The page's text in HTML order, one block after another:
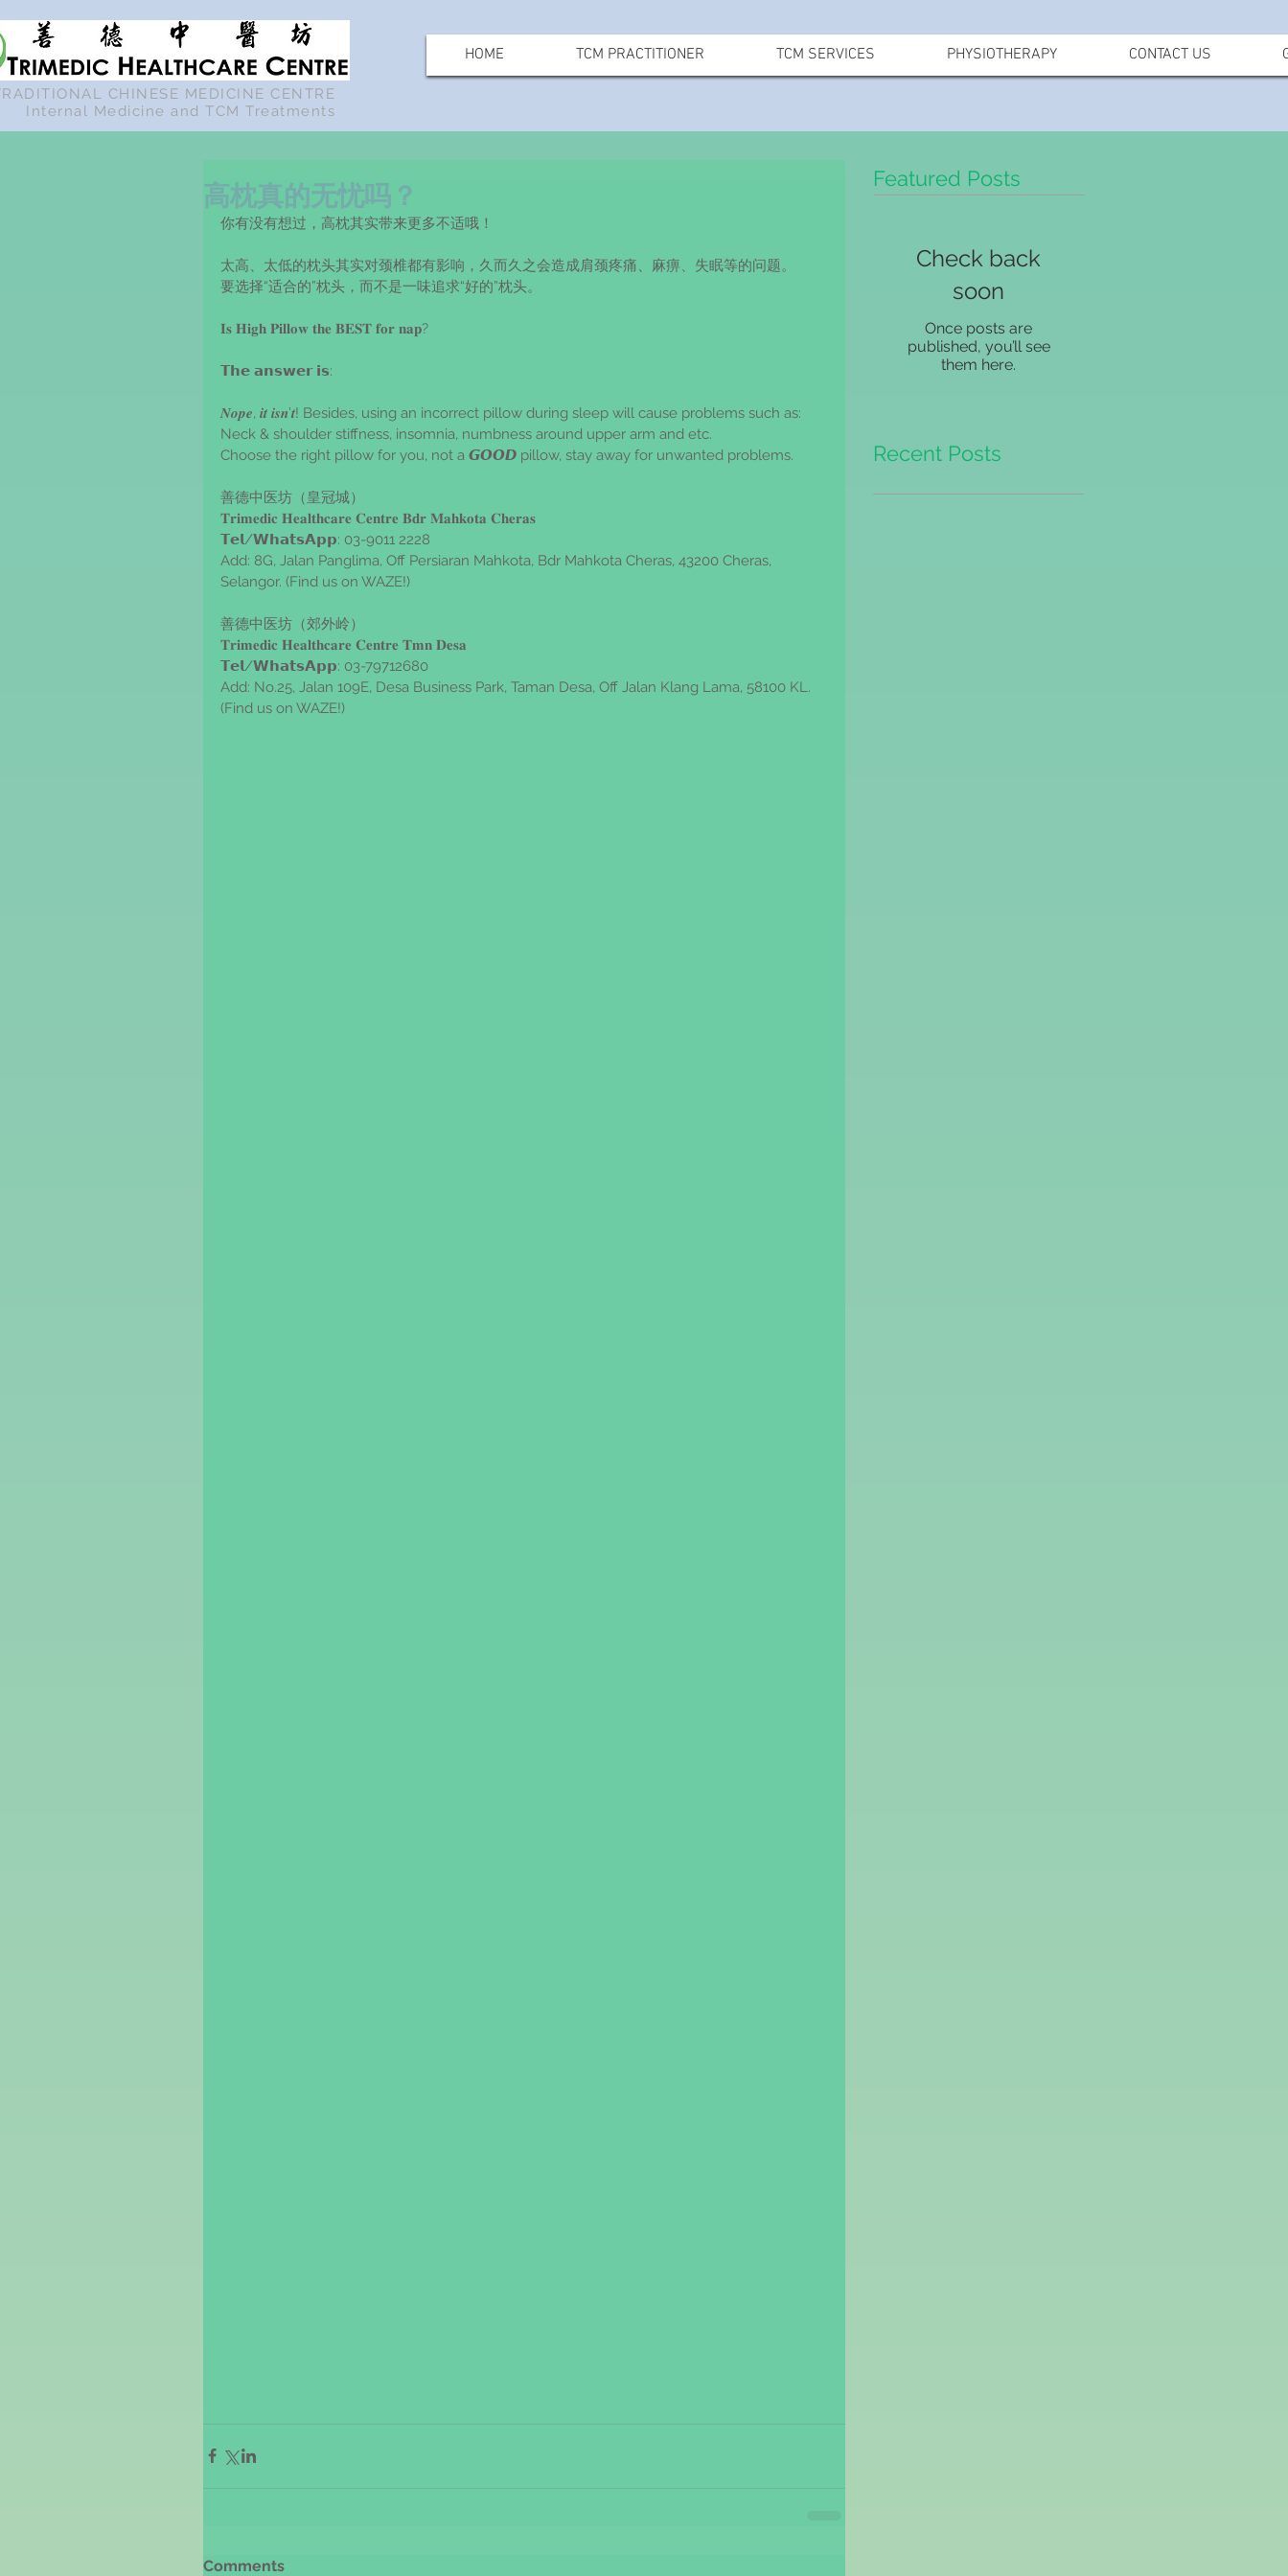
HOME TCM PRACTITIONER TCM SERVICES PHYSIOTHERAPY CONTACT US
CHINESE MEDICINE CENTRE
Internal Medicine and TCM Treatments
高枕真的无忧吗？
你有没有想过，高枕其实带来更多不适哦！
太高、太低的枕头其实对颈椎都有影响，久而久之会造成肩颈疼痛、麻痹、失眠等的问题。
要选择“适合的”枕头，而不是一味追求“好的”枕头。
𝐈𝐬 𝐇𝐢𝐠𝐡 𝐏𝐢𝐥𝐥𝐨𝐰 𝐭𝐡𝐞 𝐁𝐄𝐒𝐓 𝐟𝐨𝐫 𝐧𝐚𝐩?
𝗧𝗵𝗲 𝗮𝗻𝘀𝘄𝗲𝗿 𝗶𝘀:
𝑵𝒐𝒑𝒆, 𝒊𝒕 𝒊𝒔𝒏’𝒕! Besides, using an incorrect pillow during sleep will cause problems such as:
Neck & shoulder stiffness, insomnia, numbness around upper arm and etc.
Choose the right pillow for you, not a 𝙂𝙊𝙊𝘿 pillow, stay away for unwanted problems.
善德中医坊（皇冠城）
𝐓𝐫𝐢𝐦𝐞𝐝𝐢𝐜 𝐇𝐞𝐚𝐥𝐭𝐡𝐜𝐚𝐫𝐞 𝐂𝐞𝐧𝐭𝐫𝐞 𝐁𝐝𝐫 𝐌𝐚𝐡𝐤𝐨𝐭𝐚 𝐂𝐡𝐞𝐫𝐚𝐬
𝗧𝗲𝗹/𝗪𝗵𝗮𝘁𝘀𝗔𝗽𝗽: 03-9011 2228
Add: 8G, Jalan Panglima, Off Persiaran Mahkota, Bdr Mahkota Cheras, 43200 Cheras,
Selangor. (Find us on WAZE!)
善德中医坊（郊外岭）
𝐓𝐫𝐢𝐦𝐞𝐝𝐢𝐜 𝐇𝐞𝐚𝐥𝐭𝐡𝐜𝐚𝐫𝐞 𝐂𝐞𝐧𝐭𝐫𝐞 𝐓𝐦𝐧 𝐃𝐞𝐬𝐚
𝗧𝗲𝗹/𝗪𝗵𝗮𝘁𝘀𝗔𝗽𝗽: 03-79712680
Add: No.25, Jalan 109E, Desa Business Park, Taman Desa, Off Jalan Klang Lama, 58100 KL.
(Find us on WAZE!)
Comments
Featured Posts
Check back
soon
Once posts are
published, you’ll see
them here.
Recent Posts